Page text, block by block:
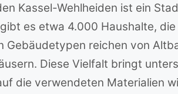
Kassel-Wehlheiden ist ein
es etwa 4.000 Haushalte,
reichen von
Diese Vielfalt bringt
die verwendeten Materialien